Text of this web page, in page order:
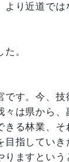
り近道では
。
す。今、技
々は県から、
きる林業、そ
目指していき
りますという